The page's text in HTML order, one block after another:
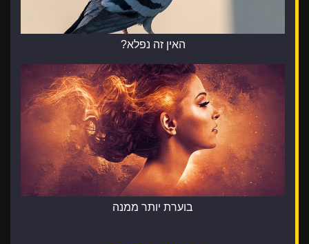
האין זה נפלא?
בוערת יותר ממנה